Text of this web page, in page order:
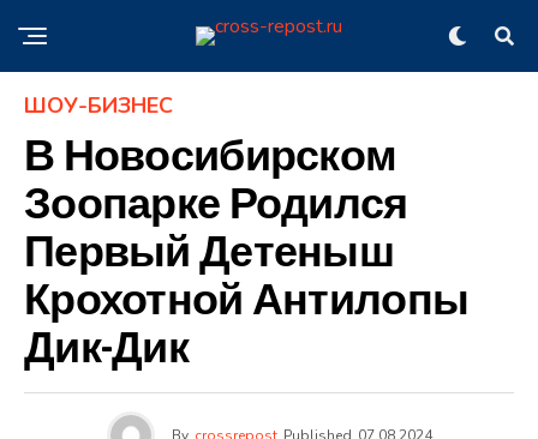
ШОУ-БИЗНЕС
В Новосибирском
Зоопарке Родился
Первый Детеныш
Крохотной Антилопы
Дик-Дик